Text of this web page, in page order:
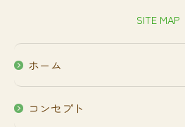
SITE MAP
ホーム
コンセプト